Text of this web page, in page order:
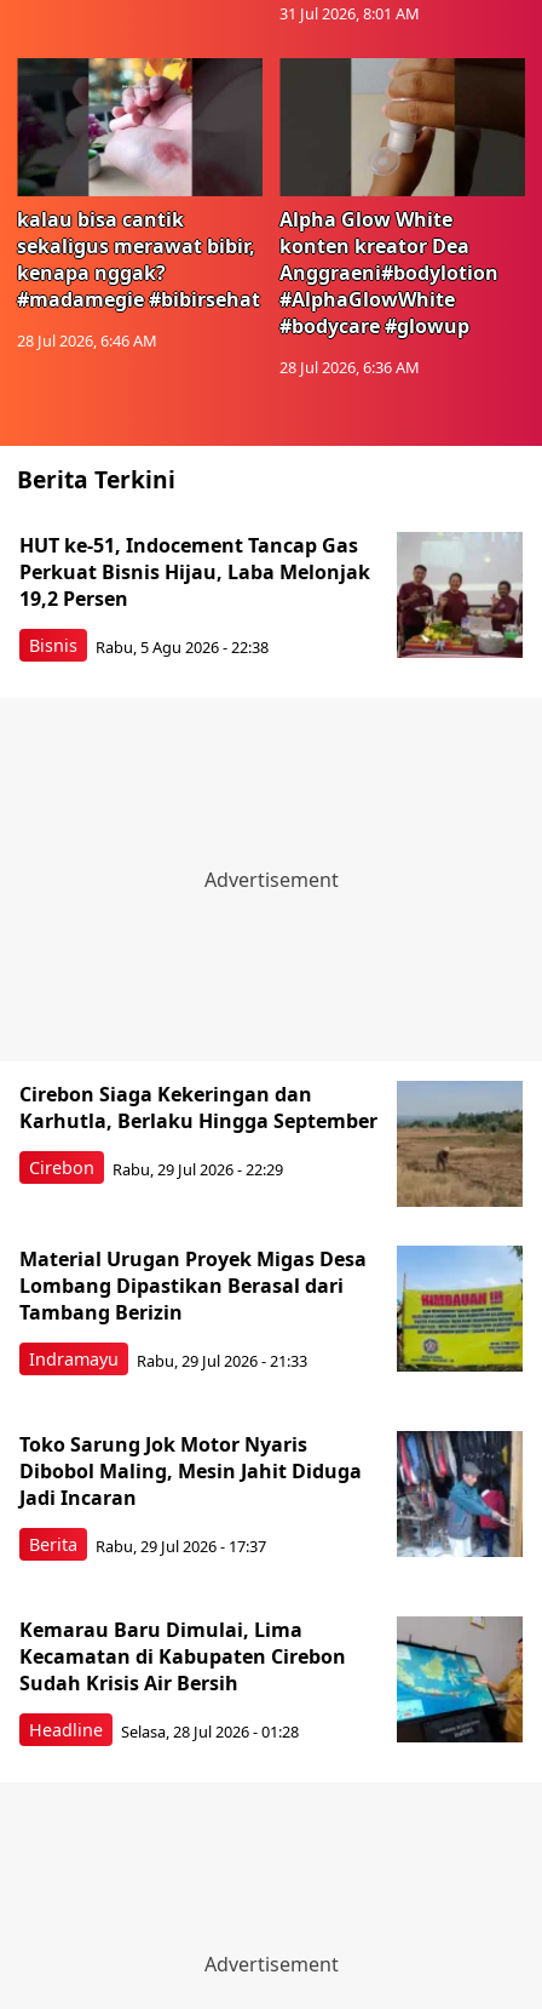
31 Jul 2026, 8:01 AM
kalau bisa cantik
sekaligus merawat bibir,
kenapa nggak?
#madamegie #bibirsehat
28 Jul 2026, 6:46 AM
Alpha Glow White
konten kreator Dea
Anggraeni#bodylotion
#AlphaGlowWhite
#bodycare #glowup
28 Jul 2026, 6:36 AM
Berita Terkini
Bisnis
HUT ke-51, Indocement Tancap Gas
Perkuat Bisnis Hijau, Laba Melonjak
19,2 Persen
Rabu, 5 Agu 2026 - 22:38
Cirebon
Cirebon Siaga Kekeringan dan
Karhutla, Berlaku Hingga September
Rabu, 29 Jul 2026 - 22:29
Indramayu
Material Urugan Proyek Migas Desa
Lombang Dipastikan Berasal dari
Tambang Berizin
Rabu, 29 Jul 2026 - 21:33
Berita
Toko Sarung Jok Motor Nyaris
Dibobol Maling, Mesin Jahit Diduga
Jadi Incaran
Rabu, 29 Jul 2026 - 17:37
Headline
Kemarau Baru Dimulai, Lima
Kecamatan di Kabupaten Cirebon
Sudah Krisis Air Bersih
Selasa, 28 Jul 2026 - 01:28